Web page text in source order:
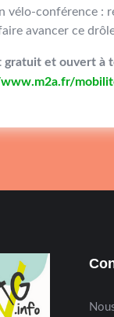
vélo-conférence :
avancer ce
gratuit et ouvert
www.m2a.fr/